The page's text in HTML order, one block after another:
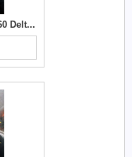
Garena Delta Force 60 Delta Coins TR